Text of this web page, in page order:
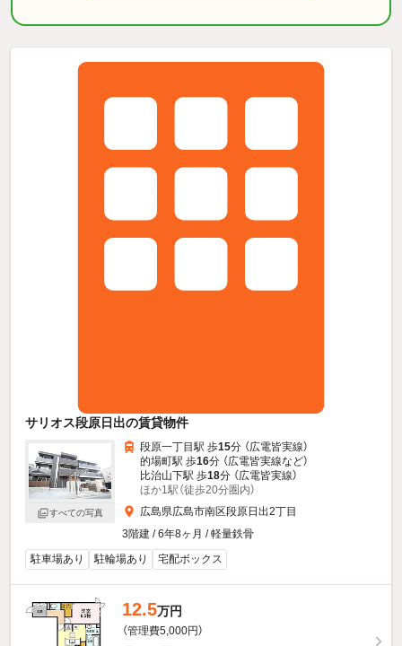
サリオス段原日出の賃貸物件
すべての写真
段原一丁目駅 歩15分 （広電皆実線）
的場町駅 歩16分 （広電皆実線など）
比治山下駅 歩18分 （広電皆実線）
ほか1駅（徒歩20分圏内）
広島県広島市南区段原日出2丁目
3階建 / 6年8ヶ月 / 軽量鉄骨
駐車場あり
駐輪場あり 宅配ボックス
12.5万円
（管理費5,000円）